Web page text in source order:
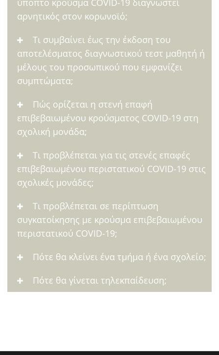
ύποπτο κρούσμα COVID-19 διαγνωστεί
αρνητικός στον κορωνοϊό;
Τι συμβαίνει έως την έκδοση του
αποτελέσματος διαγνωστικού τεστ μαθητή ή
μέλους του προσωπικού που εμφανίζει
συμπτώματα;
Πώς ορίζεται η στενή επαφή
επιβεβαιωμένου κρούσματος COVID-19 στη
σχολική μονάδα;
Τι προβλέπεται για τις στενές επαφές
επιβεβαιωμένου περιστατικού COVID-19 στις
σχολικές μονάδες;
Τι προβλέπεται σε περίπτωση
συγκατοίκησης με κρούσμα επιβεβαιωμένου
περιστατικού COVID-19;
Πότε θα κλείνει ένα τμήμα ή ένα σχολείο;
Πότε θα γίνεται τηλεκπαίδευση;